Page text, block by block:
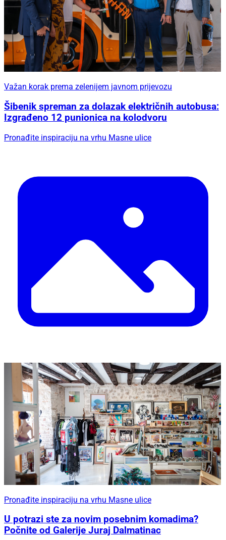
Važan korak prema zelenijem javnom prijevozu
Šibenik spreman za dolazak električnih autobusa:
Izgrađeno 12 punionica na kolodvoru
Pronađite inspiraciju na vrhu Masne ulice
Pronađite inspiraciju na vrhu Masne ulice
U potrazi ste za novim posebnim komadima?
Počnite od Galerije Juraj Dalmatinac